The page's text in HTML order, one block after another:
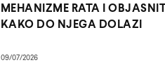
MEHANIZME RATA I OBJASNITI
KAKO DO NJEGA DOLAZI
09/07/2026